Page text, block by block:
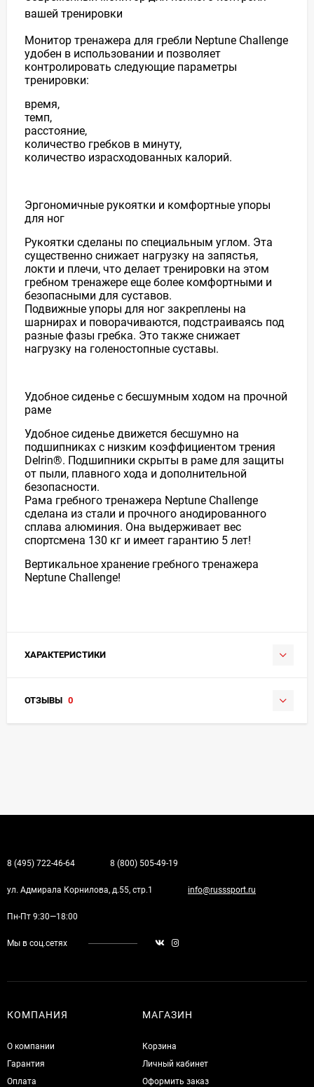
вашей тренировки
Монитор тренажера для гребли Neptune Challenge
удобен в использовании и позволяет
контролировать следующие параметры
тренировки:
время,
темп,
расстояние,
количество гребков в минуту,
количество израсходованных калорий.
Эргономичные рукоятки и комфортные упоры
для ног
Рукоятки сделаны по специальным углом. Эта
существенно снижает нагрузку на запястья,
локти и плечи, что делает тренировки на этом
гребном тренажере еще более комфортными и
безопасными для суставов.
Подвижные упоры для ног закреплены на
шарнирах и поворачиваются, подстраиваясь под
разные фазы гребка. Это также снижает
нагрузку на голеностопные суставы.
Удобное сиденье с бесшумным ходом на прочной
раме
Удобное сиденье движется бесшумно на
подшипниках с низким коэффициентом трения
Delrin®. Подшипники скрыты в раме для защиты
от пыли, плавного хода и дополнительной
безопасности.
Рама гребного тренажера Neptune Challenge
сделана из стали и прочного анодированного
сплава алюминия. Она выдерживает вес
спортсмена 130 кг и имеет гарантию 5 лет!
Вертикальное хранение гребного тренажера
Neptune Challenge!
ХАРАКТЕРИСТИКИ
ОТЗЫВЫ 0
8 (495) 722-46-64 8 (800) 505-49-19
ул. Адмирала Корнилова, д.55, стр.1 info@russsport.ru
Пн-Пт 9:30—18:00
Мы в соц.сетях
КОМПАНИЯ
О компании
Гарантия
Оплата
МАГАЗИН
Корзина
Личный кабинет
Оформить заказ